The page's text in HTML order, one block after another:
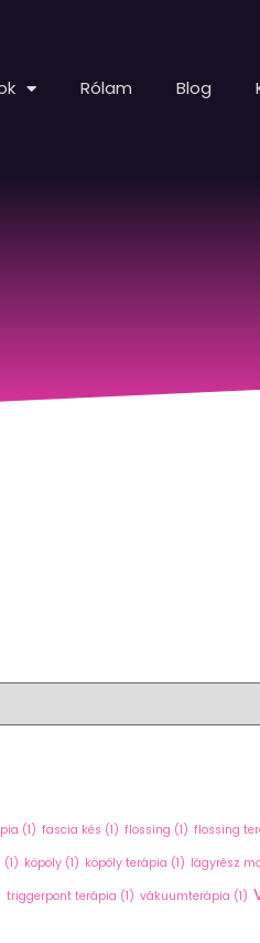
Rólam Blog
(1) fascia kés (1) flossing (1) flossing
(1) köpöly (1) köpöly terápia (1) lágyrész
triggerpont terápia (1) vákuumterápia (1)